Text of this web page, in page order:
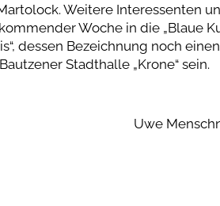
Weitere Interessenten
Woche in die „Blaue
dessen Bezeichnung noch
Stadthalle „Krone“ sein.
Uwe